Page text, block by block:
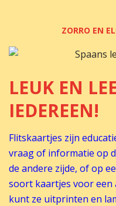
ZORRO EN
LEUK EN
IEDEREEN!
Flitskaartjes zijn
vraag of informatie op
de andere zijde, of op
soort kaartjes voor een
kunt ze uitprinten en